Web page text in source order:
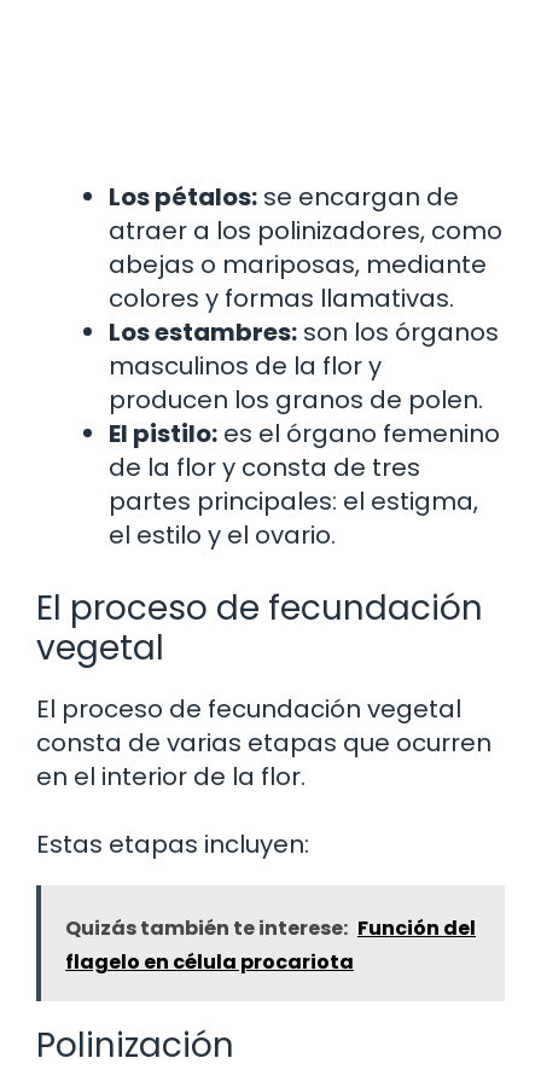
Los pétalos: se encargan de
atraer a los polinizadores, como
abejas o mariposas, mediante
colores y formas llamativas.
Los estambres: son los órganos
masculinos de la flor y
producen los granos de polen.
El pistilo: es el órgano femenino
de la flor y consta de tres
partes principales: el estigma,
el estilo y el ovario.
El proceso de fecundación
vegetal
El proceso de fecundación vegetal
consta de varias etapas que ocurren
en el interior de la flor.
Estas etapas incluyen:
Quizás también te interese: Función del
flagelo en célula procariota
Polinización